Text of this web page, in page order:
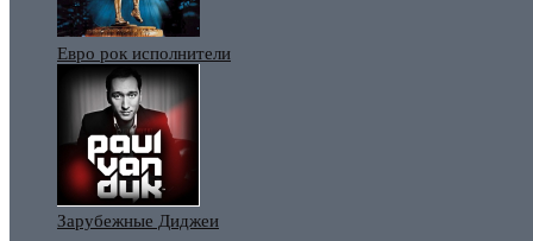
Евро рок исполнители
Зарубежные Диджеи